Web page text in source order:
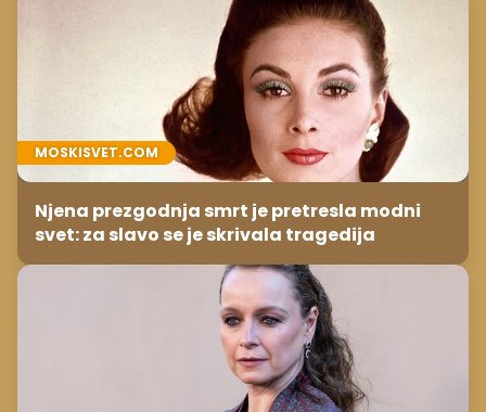
MOSKISVET.COM
Njena prezgodnja smrt je pretresla modni
svet: za slavo se je skrivala tragedija